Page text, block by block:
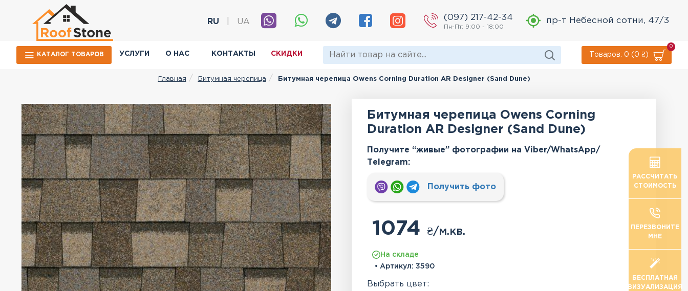
RU UA
(097) 217-42-34
Пн-Пт: 9:00 - 18:00
пр-т Небесной сотни, 47/3
КАТАЛОГ ТОВАРОВ УСЛУГИ О НАС КОНТАКТЫ СКИДКИ Товаров: 0 (0 ₴)
0
Главная Битумная черепица Битумная черепица Owens Corning Duration AR Designer (Sand Dune)
Битумная черепица Owens Corning
Duration AR Designer (Sand Dune)
Получите “живые” фотографии на Viber/WhatsApp/
Тelegram:
Получить фото
1074 ₴/м.кв.
На складе
• Артикул: 3590
Выбрать цвет:
РАССЧИТАТЬ
СТОИМОСТЬ
ПЕРЕЗВОНИТЕ
МНЕ
БЕСПЛАТНАЯ
ВИЗУАЛИЗАЦИЯ